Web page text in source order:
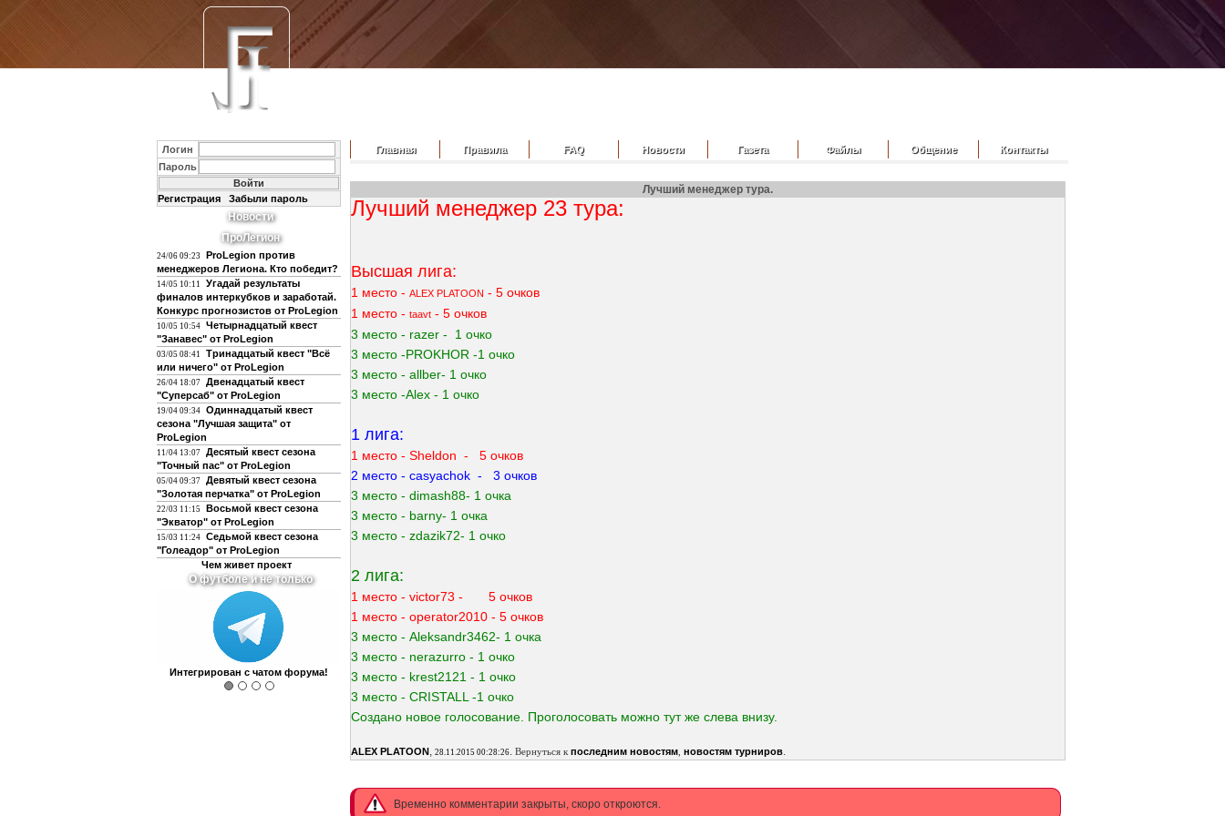
Логин
Пароль
Регистрация Забыли пароль
Новости
ПроЛегион
24/06 09:23
ProLegion против
менеджеров Легиона. Кто победит?
14/05 10:11
Угадай результаты
финалов интеркубков и заработай.
Конкурс прогнозистов от ProLegion
10/05 10:54 Четырнадцатый квест
"Занавес" от ProLegion
03/05 08:41
Тринадцатый квест "Всё
или ничего" от ProLegion
26/04 18:07 Двенадцатый квест
"Суперсаб" от ProLegion
19/04 09:34 Одиннадцатый квест
сезона "Лучшая защита" от
ProLegion
11/04 13:07 Десятый квест сезона
"Точный пас" от ProLegion
05/04 09:37 Девятый квест сезона
"Золотая перчатка" от ProLegion
22/03 11:15
Восьмой квест сезона
"Экватор" от ProLegion
15/03 11:24 Седьмой квест сезона
"Голеадор" от ProLegion
Чем живет проект
О футболе и не только
Интегрирован с чатом форума!
Главная Правила FAQ Новости Газета Файлы Общение Контакты
Лучший менеджер тура.
Лучший менеджер 23 тура:
Высшая лига:
1 место - ALEX PLATOON - 5 очков
1 место - taavt - 5 очков
3 место - razer - 1 очко
3 место -PROKHOR -1 очко
3 место - allber- 1 очко
3 место -Alex - 1 очко
1 лига:
1 место - Sheldon - 5 очков
2 место - casyachok - 3 очков
3 место - dimash88- 1 очка
3 место - barny- 1 очка
3 место - zdazik72- 1 очко
2 лига:
1 место - victor73 - 5 очков
1 место - operator2010 - 5 очков
3 место - Aleksandr3462- 1 очка
3 место - nerazurro - 1 очко
3 место - krest2121 - 1 очко
3 место - CRISTALL -1 очко
Создано новое голосование. Проголосовать можно тут же слева внизу.
ALEX PLATOON, 28.11.2015 00:28:26. Вернуться к последним новостям новостям турниров.
Временно комментарии закрыты, скоро откроются.